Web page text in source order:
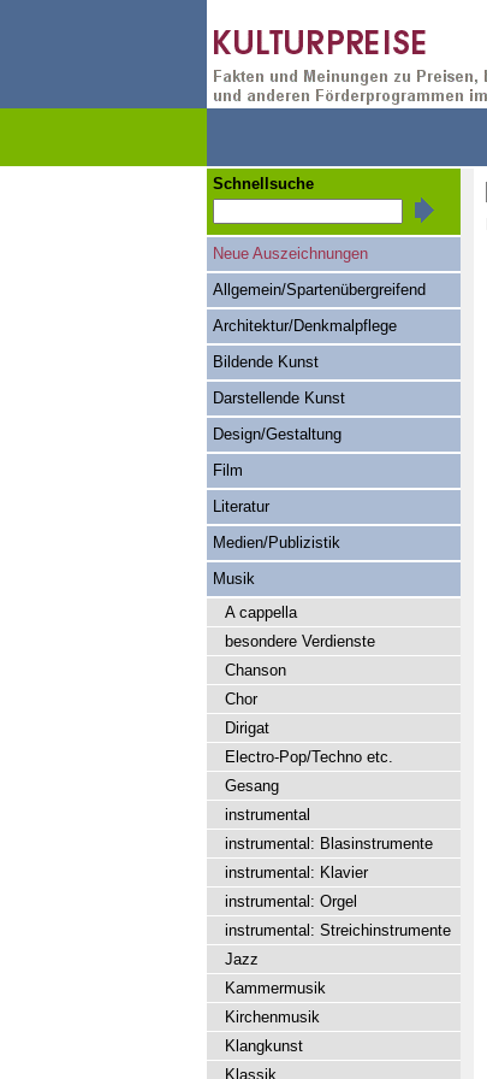
Schnellsuche
Neue Auszeichnungen
Allgemein/Spartenübergreifend
Architektur/Denkmalpflege
Bildende Kunst
Darstellende Kunst
Design/Gestaltung
Film
Literatur
Medien/Publizistik
Musik
A cappella
besondere Verdienste
Chanson
Chor
Dirigat
Electro-Pop/Techno etc.
Gesang
instrumental
instrumental: Blasinstrumente
instrumental: Klavier
instrumental: Orgel
instrumental: Streichinstrumente
Jazz
Kammermusik
Kirchenmusik
Klangkunst
Klassik